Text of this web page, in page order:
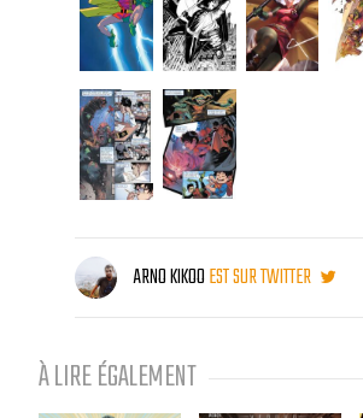
ARNO KIKOOEST SUR TWITTER
À LIRE ÉGALEMENT